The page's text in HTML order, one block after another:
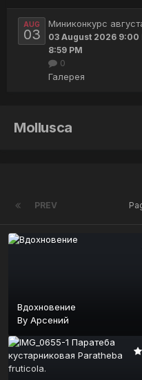
AUG
03
Миниконкурс
03 August 2026 9:00
8:59 PM
0
Галерея
Mollusca
PREV
Вдохновение
By Арсений